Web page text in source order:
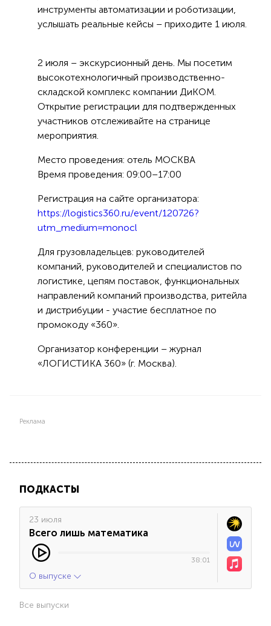
инструменты автоматизации и роботизации,
услышать реальные кейсы – приходите 1 июля.
2 июля – экскурсионный день. Мы посетим
высокотехнологичный производственно-
складской комплекс компании ДиКОМ.
Открытие регистрации для подтвержденных
участников отслеживайте на странице
мероприятия.
Место проведения: отель МОСКВА
Время проведения: 09:00–17:00
Регистрация на сайте организатора:
https://logistics360.ru/event/120726?
utm_medium=monocl
Для грузовладельцев: руководителей
компаний, руководителей и специалистов по
логистике, цепям поставок, функциональных
направлений компаний производства, ритейла
и дистрибуции - участие бесплатное по
промокоду «360».
Организатор конференции – журнал
«ЛОГИСТИКА 360» (г. Москва).
Реклама
ПОДКАСТЫ
23 июля
Всего лишь математика
38:01
О выпуске
Все выпуски